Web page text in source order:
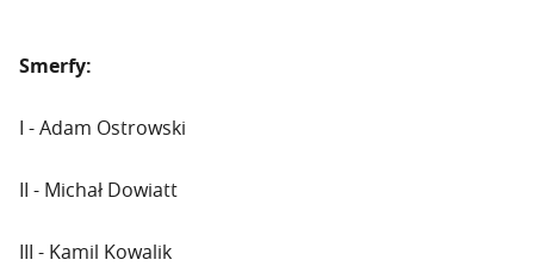
Smerfy:
I - Adam Ostrowski
II - Michał Dowiatt
III - Kamil Kowalik